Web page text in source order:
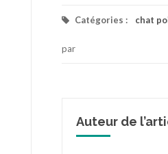
Catégories : chat
par
Auteur de